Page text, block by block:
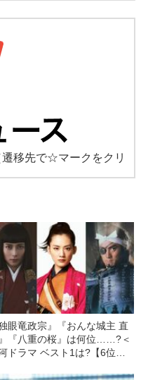
遷移先で☆マークをクリ
独眼竜政宗』『おんな城主 直
『八重の桜』は何位……?＜
ドラマ ベスト1は?【6位か